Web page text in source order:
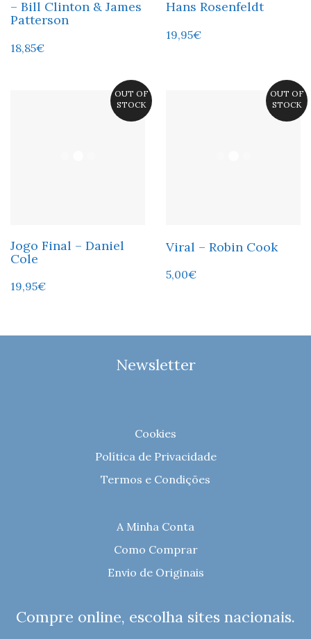
– Bill Clinton & James
Patterson
18,85€
Hans Rosenfeldt
19,95€
OUT OF
STOCK
Jogo Final – Daniel
Cole
19,95€
OUT OF
STOCK
Viral – Robin Cook
5,00€
Newsletter
Cookies
Política de Privacidade
Termos e Condições
A Minha Conta
Como Comprar
Envio de Originais
Compre online, escolha sites nacionais.